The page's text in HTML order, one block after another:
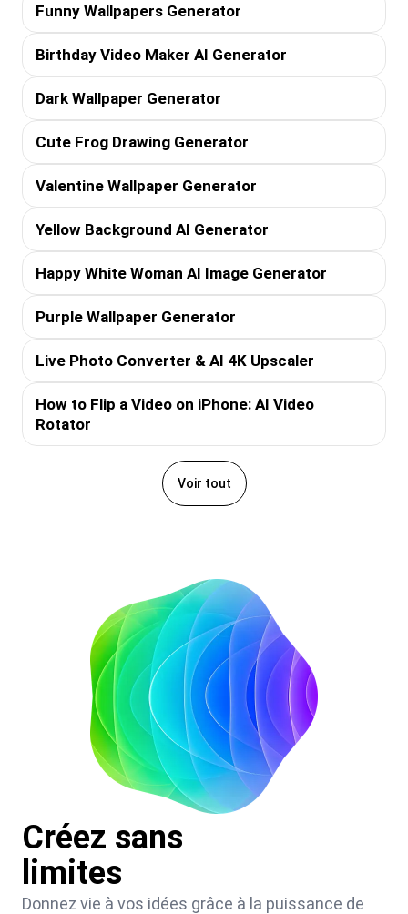
Funny Wallpapers Generator
Birthday Video Maker AI Generator
Dark Wallpaper Generator
Cute Frog Drawing Generator
Valentine Wallpaper Generator
Yellow Background AI Generator
Happy White Woman AI Image Generator
Purple Wallpaper Generator
Live Photo Converter & AI 4K Upscaler
How to Flip a Video on iPhone: AI Video
Rotator
Voir tout
Créez sans
limites
Donnez vie à vos idées grâce à la puissance de